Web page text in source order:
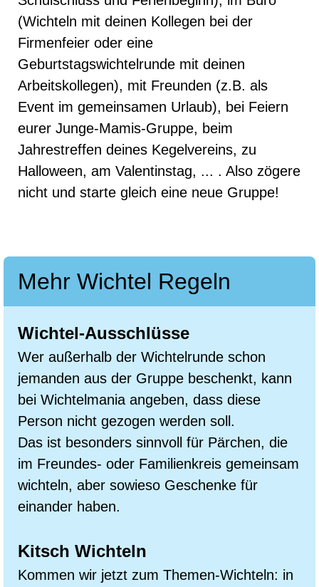
(Wichteln mit deinen Kollegen bei der
Firmenfeier oder eine
Geburtstagswichtelrunde mit deinen
Arbeitskollegen), mit Freunden (z.B. als
Event im gemeinsamen Urlaub), bei Feiern
eurer Junge-Mamis-Gruppe, beim
Jahrestreffen deines Kegelvereins, zu
Halloween, am Valentinstag, ... . Also zögere
nicht und starte gleich eine neue Gruppe!
Mehr Wichtel Regeln
Wichtel-Ausschlüsse
Wer außerhalb der Wichtelrunde schon
jemanden aus der Gruppe beschenkt, kann
bei Wichtelmania angeben, dass diese
Person nicht gezogen werden soll.
Das ist besonders sinnvoll für Pärchen, die
im Freundes- oder Familienkreis gemeinsam
wichteln, aber sowieso Geschenke für
einander haben.
Kitsch Wichteln
Kommen wir jetzt zum Themen-Wichteln: in